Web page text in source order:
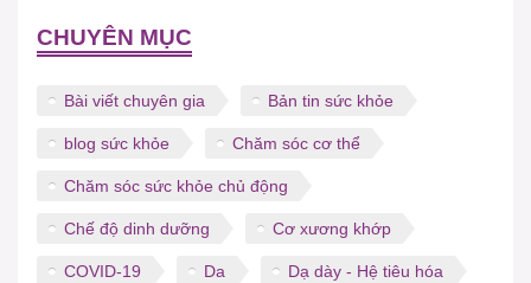
CHUYÊN MỤC
Bài viết chuyên gia Bản tin sức khỏe
blog sức khỏe Chăm sóc cơ thể
Chăm sóc sức khỏe chủ động
Chế độ dinh dưỡng Cơ xương khớp
COVID-19 Da Dạ dày - Hệ tiêu hóa